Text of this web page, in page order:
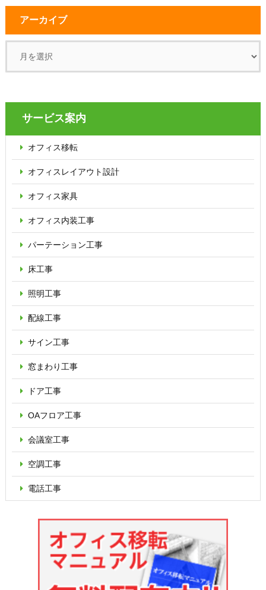
アーカイブ
サービス案内
オフィス移転
オフィス レイアウト設計
オフィス家具
オフィス内装工事
パーテーション工事
床工事
照明工事
配線工事
サイン工事
窓まわり工事
ドア工事
OAフロア工事
会議室工事
空調工事
電話工事